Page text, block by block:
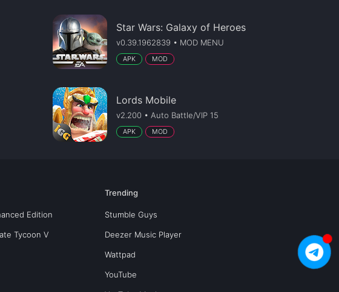
Star Wars: Galaxy of Heroes
v0.39.1962839 • MOD MENU
APK MOD
Lords Mobile
v2.200 • Auto Battle/VIP 15
APK MOD
Edition
Tycoon V
Trending
Stumble Guys
Deezer Music Player
Wattpad
YouTube